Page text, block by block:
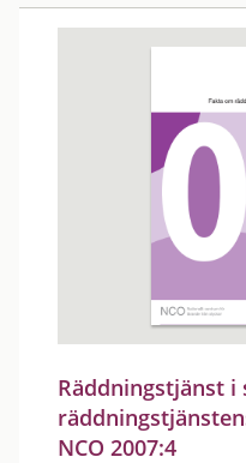
Räddningstjänst
NCO 2007:4